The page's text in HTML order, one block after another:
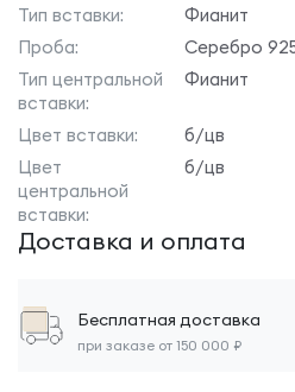
Тип вставки:
Фианит
Проба:
Серебро
Тип центральной
вставки:
Фианит
Цвет вставки:
б/цв
Цвет
центральной
вставки:
б/цв
Доставка и оплата
Бесплатная доставка
при заказе от 150 000 ₽